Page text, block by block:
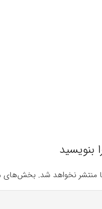
بنویسید
منتشر نخواهد شد. بخش‌های